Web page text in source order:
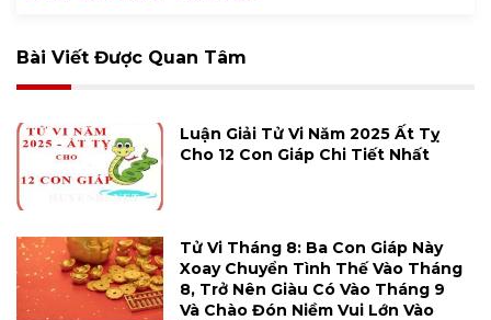
Bài Viết Được Quan Tâm
Luận Giải Tử Vi Năm 2025 Ất Tỵ
Cho 12 Con Giáp Chi Tiết Nhất
Tử Vi Tháng 8: Ba Con Giáp Này
Xoay Chuyển Tình Thế Vào Tháng
8, Trở Nên Giàu Có Vào Tháng 9
Và Chào Đón Niềm Vui Lớn Vào